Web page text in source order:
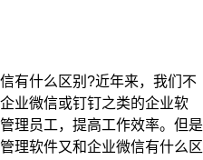
什么区别?近年来，我们不
业微信或钉钉之类的企业软
理员工，提高工作效率。但是
理软件又和企业微信有什么区